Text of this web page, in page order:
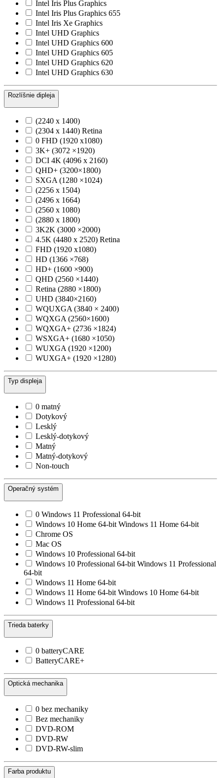
Intel Iris Plus Graphics
Intel Iris Plus Graphics 655
Intel Iris Xe Graphics
Intel UHD Graphics
Intel UHD Graphics 600
Intel UHD Graphics 605
Intel UHD Graphics 620
Intel UHD Graphics 630
Rozlíšnie dipleja
(2240 x 1400)
(2304 x 1440) Retina
0 FHD (1920 x1080)
3K+ (3072 ×1920)
DCI 4K (4096 x 2160)
QHD+ (3200×1800)
SXGA (1280 ×1024)
(2256 x 1504)
(2496 x 1664)
(2560 x 1080)
(2880 x 1800)
3K2K (3000 ×2000)
4.5K (4480 x 2520) Retina
FHD (1920 x1080)
HD (1366 ×768)
HD+ (1600 ×900)
QHD (2560 ×1440)
Retina (2880 ×1800)
UHD (3840×2160)
WQUXGA (3840 × 2400)
WQXGA (2560×1600)
WQXGA+ (2736 ×1824)
WSXGA+ (1680 ×1050)
WUXGA (1920 ×1200)
WUXGA+ (1920 ×1280)
Typ displeja
0 matný
Dotykový
Lesklý
Lesklý-dotykový
Matný
Matný-dotykový
Non-touch
Operačný systém
0 Windows 11 Professional 64-bit
Windows 10 Home 64-bit Windows 11 Home 64-bit
Chrome OS
Mac OS
Windows 10 Professional 64-bit
Windows 10 Professional 64-bit Windows 11 Professional
64-bit
Windows 11 Home 64-bit
Windows 11 Home 64-bit Windows 10 Home 64-bit
Windows 11 Professional 64-bit
Trieda baterky
0 batteryCARE
BatteryCARE+
Optická mechanika
0 bez mechaniky
Bez mechaniky
DVD-ROM
DVD-RW
DVD-RW-slim
Farba produktu